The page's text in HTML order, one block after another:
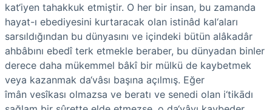
kat‘iyen tahakkuk etmiştir. O her bir insan, bu zamanda
hayat-ı ebediyesini kurtaracak olan istinâd kal‘aları
sarsıldığından bu dünyasını ve içindeki bütün alâkadâr
ahbâbını ebedî terk etmekle beraber, bu dünya­dan binler
derece daha mükemmel bâkî bir mülkü de kaybetmek
veya kazanmak da‘vâsı başına açılmış. Eğer
îmân vesîkası olmazsa ve beratı ve senedi olan i‘tikādı